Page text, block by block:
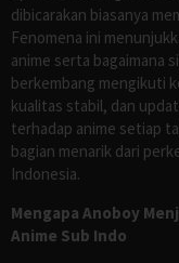
dibicarakan biasanya
Fenomena ini
anime serta bagaimana
berkembang mengikuti
kualitas stabil, dan
terhadap anime setiap
bagian menarik dari
Indonesia.
Mengapa Anoboy
Anime Sub Indo